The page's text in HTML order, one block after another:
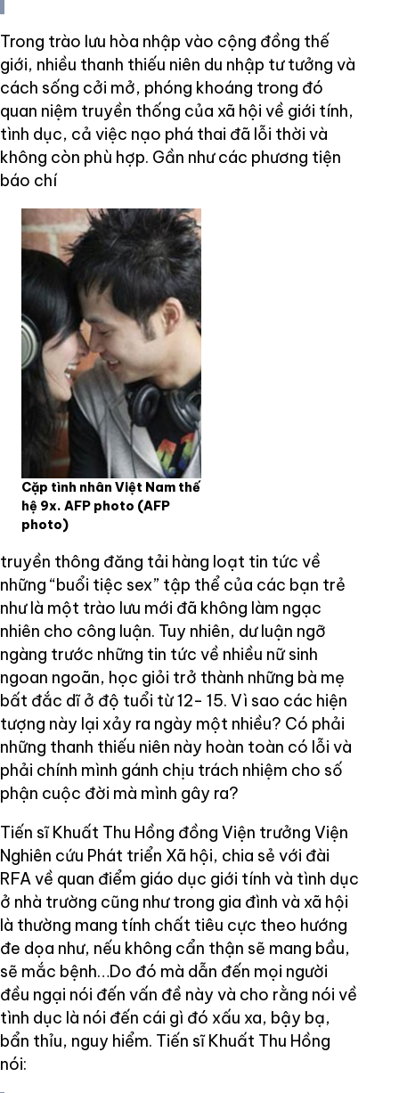
Trong trào lưu hòa nhập vào cộng đồng thế
giới, nhiều thanh thiếu niên du nhập tư tưởng và
cách sống cởi mở, phóng khoáng trong đó
quan niệm truyền thống của xã hội về giới tính,
tình dục, cả việc nạo phá thai đã lỗi thời và
không còn phù hợp. Gần như các phương tiện
báo chí
Cặp tình nhân Việt Nam thế
hệ 9x. AFP photo (AFP
photo)
truyền thông đăng tải hàng loạt tin tức về
những “buổi tiệc sex” tập thể của các bạn trẻ
như là một trào lưu mới đã không làm ngạc
nhiên cho công luận. Tuy nhiên, dư luận ngỡ
ngàng trước những tin tức về nhiều nữ sinh
ngoan ngoãn, học giỏi trở thành những bà mẹ
bất đắc dĩ ở độ tuổi từ 12- 15. Vì sao các hiện
tượng này lại xảy ra ngày một nhiều? Có phải
những thanh thiếu niên này hoàn toàn có lỗi và
phải chính mình gánh chịu trách nhiệm cho số
phận cuộc đời mà mình gây ra?
Tiến sĩ Khuất Thu Hồng đồng Viện trưởng Viện
Nghiên cứu Phát triển Xã hội, chia sẻ với đài
RFA về quan điểm giáo dục giới tính và tình dục
ở nhà trường cũng như trong gia đình và xã hội
là thường mang tính chất tiêu cực theo hướng
đe dọa như, nếu không cẩn thận sẽ mang bầu,
sẽ mắc bệnh…Do đó mà dẫn đến mọi người
đều ngại nói đến vấn đề này và cho rằng nói về
tình dục là nói đến cái gì đó xấu xa, bậy bạ,
bẩn thỉu, nguy hiểm. Tiến sĩ Khuất Thu Hồng
nói: